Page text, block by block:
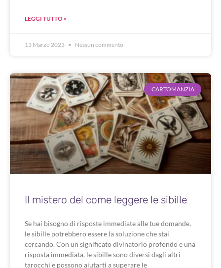
LEGGI TUTTO »
13 Marzo 2023 Nessun commento
CARTOMANZIA
Il mistero del come leggere le sibille
Se hai bisogno di risposte immediate alle tue domande,
le sibille potrebbero essere la soluzione che stai
cercando. Con un significato divinatorio profondo e una
risposta immediata, le sibille sono diversi dagli altri
tarocchi e possono aiutarti a superare le